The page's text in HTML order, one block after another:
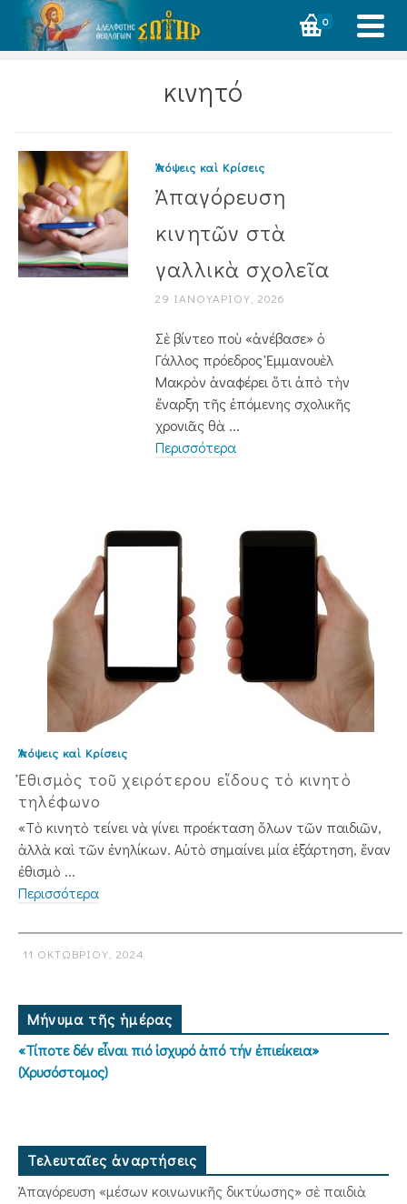
0
κινητό
Ἀπόψεις καὶ Κρίσεις
Ἀπαγόρευση
κινητῶν στὰ
γαλλικὰ σχολεῖα
29 ΙΑΝΟΥΑΡΊΟΥ, 2026
Σὲ βίντεο ποὺ «ἀνέβασε» ὁ
Γάλλος πρόεδρος Ἐμμανουὲλ
Μακρὸν ἀναφέρει ὅτι ἀπὸ τὴν
ἔναρξη τῆς ἑπόμενης σχολικῆς
χρονιᾶς θὰ ...
Περισσότερα
Ἀπόψεις καὶ Κρίσεις
Ἐθισμὸς τοῦ χειρότερου εἴδους τὸ κινητὸ
τηλέφωνο
«Τὸ κινητὸ τείνει νὰ γίνει προέκταση ὅλων τῶν παιδιῶν,
ἀλλὰ καὶ τῶν ἐνηλίκων. Αὐτὸ σημαίνει μία ἐξάρτηση, ἕναν
ἐθισμὸ ...
Περισσότερα
11 ΟΚΤΩΒΡΊΟΥ, 2024
Μήνυμα τῆς ἡμέρας
«Τίποτε δέν εἶναι πιό ἰσχυρό ἀπό τήν ἐπιείκεια»
(Χρυσόστομος)
Τελευταῖες ἀναρτήσεις
Ἀπαγόρευση «μέσων κοινωνικῆς δικτύωσης» σὲ παιδιὰ